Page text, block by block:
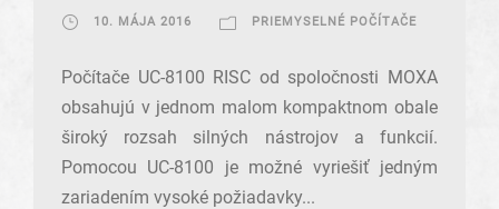
10. MÁJA 2016 PRIEMYSELNÉ POČÍTAČE
Počítače UC-8100 RISC od spoločnosti MOXA
obsahujú v jednom malom kompaktnom obale
široký rozsah silných nástrojov a funkcií.
Pomocou UC-8100 je možné vyriešiť jedným
zariadením vysoké požiadavky...